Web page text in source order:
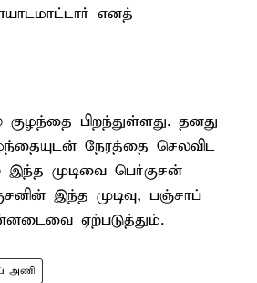
எனத்
பிறந்துள்ளது. தனது
நேரத்தை செலவிட
முடிவை பெர்குசன்
இந்த முடிவு, பஞ்சாப்
ஏற்படுத்தும்.
அணி